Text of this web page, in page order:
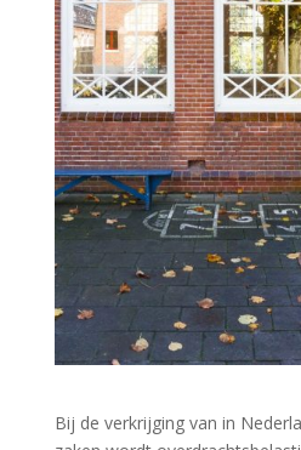
Bij de verkrijging van in